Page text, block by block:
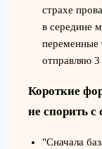
страхе
в середине
переменные
отправляю
Короткие
не спорить с
"Сначала